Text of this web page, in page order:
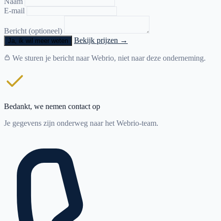
E-mail
Bericht (optioneel)
Ja, ik wil meer weten Bekijk prijzen →
We sturen je bericht naar Webrio, niet naar deze onderneming.
Bedankt, we nemen contact op
Je gegevens zijn onderweg naar het Webrio-team.